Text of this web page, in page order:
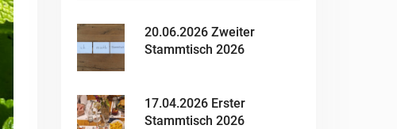
20.06.2026 Zweiter
Stammtisch 2026
17.04.2026 Erster
Stammtisch 2026